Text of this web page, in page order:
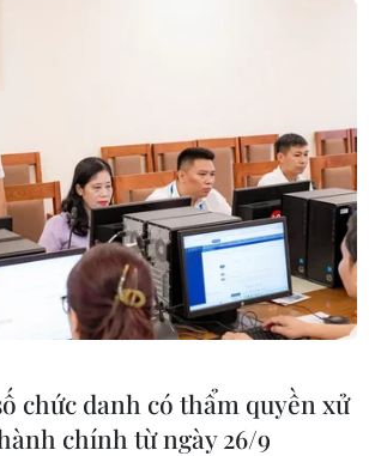
phát triển lò phản
Nhật Bản bảo vệ
ổn định kinh tế châu
chức danh có thẩm quyền xử
chính từ ngày 26/9